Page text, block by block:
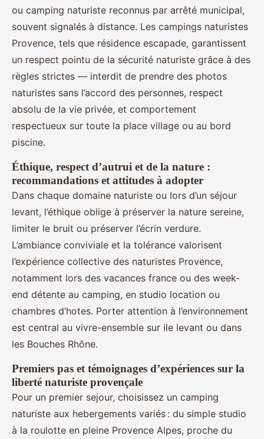
ou camping naturiste reconnus par arrêté municipal,
souvent signalés à distance. Les campings naturistes
Provence, tels que résidence escapade, garantissent
un respect pointu de la sécurité naturiste grâce à des
règles strictes — interdit de prendre des photos
naturistes sans l’accord des personnes, respect
absolu de la vie privée, et comportement
respectueux sur toute la place village ou au bord
piscine.
Éthique, respect d’autrui et de la nature :
recommandations et attitudes à adopter
Dans chaque domaine naturiste ou lors d’un séjour
levant, l’éthique oblige à préserver la nature sereine,
limiter le bruit ou préserver l’écrin verdure.
L’ambiance conviviale et la tolérance valorisent
l’expérience collective des naturistes Provence,
notamment lors des vacances france ou des week-
end détente au camping, en studio location ou
chambres d’hotes. Porter attention à l’environnement
est central au vivre-ensemble sur ile levant ou dans
les Bouches Rhône.
Premiers pas et témoignages d’expériences sur la
liberté naturiste provençale
Pour un premier sejour, choisissez un camping
naturiste aux hebergements variés : du simple studio
à la roulotte en pleine Provence Alpes, proche du